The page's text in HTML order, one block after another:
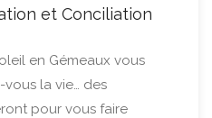
et Conciliation
en Gémeaux vous
la vie… des
pour vous faire